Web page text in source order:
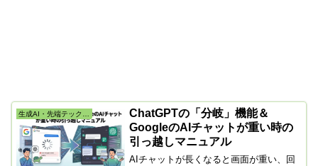
生成AI・先端テック・株
ChatGPTの「分岐」機能＆
GoogleのAIチャットが重い時の
引っ越しマニュアル
AIチャットが長くなると画面が重い、回